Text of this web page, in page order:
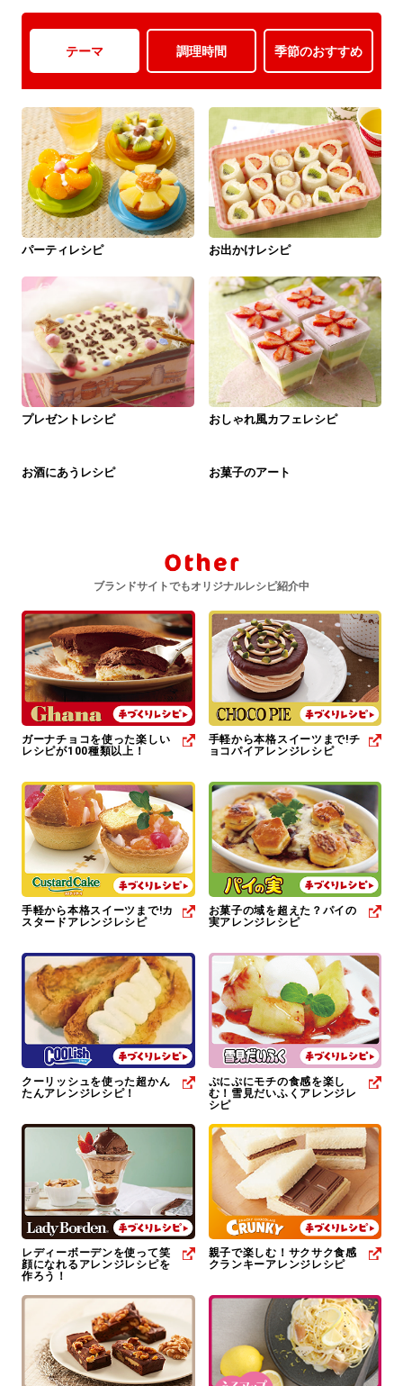
シ
ピ
テーマ 調理時間 季節のおすすめ
パーティレシピ お出かけレシピ
プレゼントレシピ おしゃれ風カフェレシピ
お酒にあうレシピ お菓子のアート
ブランドサイトでもオリジナルレシピ紹介中
ガーナチョコを使った楽しい
レシピが100種類以上！
手軽から本格スイーツまで!チ
ョコパイアレンジレシピ
手軽から本格スイーツまで!カ
スタードアレンジレシピ
お菓子の域を超えた？パイの
実アレンジレシピ
クーリッシュを使った超かん
たんアレンジレシピ！
ぷにぷにモチの食感を楽し
む！雪見だいふくアレンジレ
シピ
レディーボーデンを使って笑
顔になれるアレンジレシピを
作ろう！
親子で楽しむ！サクサク食感
クランキーアレンジレシピ